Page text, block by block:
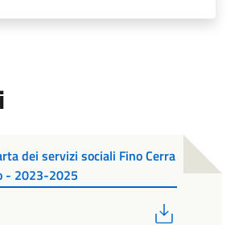
dei servizi sociali Fino Cerra
- 2023-2025